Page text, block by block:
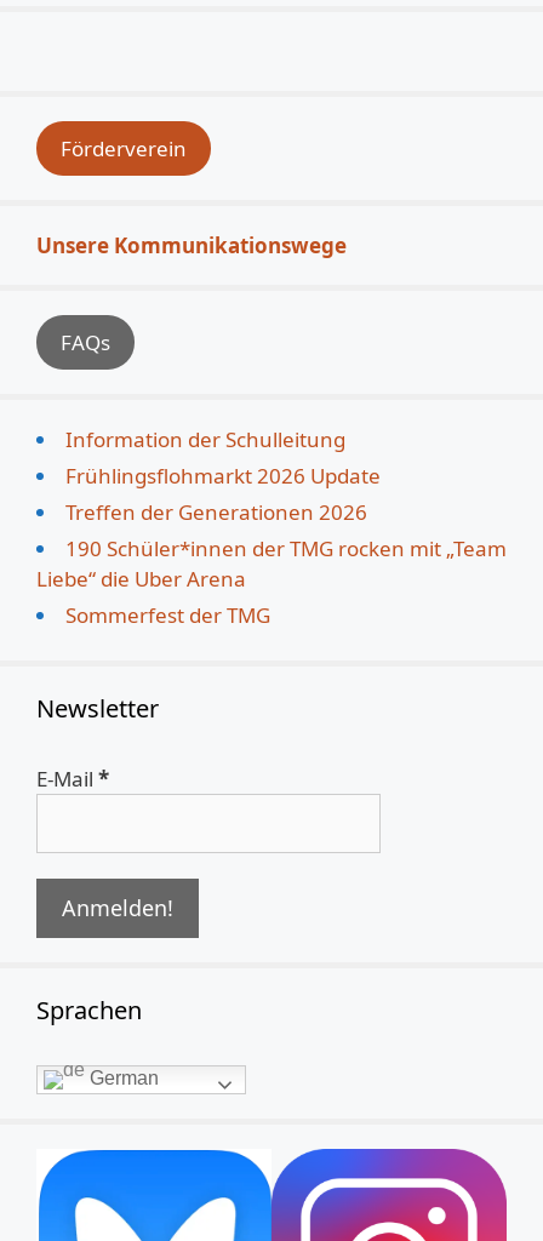
Förderverein
Unsere Kommunikationswege
FAQs
Information der Schulleitung
Frühlingsflohmarkt 2026 Update
Treffen der Generationen 2026
190 Schüler*innen der TMG rocken mit „Team
Liebe“ die Uber Arena
Sommerfest der TMG
Newsletter
E-Mail *
Sprachen
German